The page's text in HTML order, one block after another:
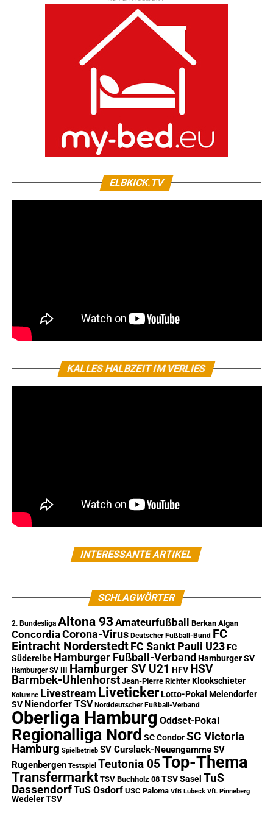
ELBKICK.TV
KALLES HALBZEIT IM VERLIES
INTERESSANTE ARTIKEL
SCHLAGWÖRTER
2. Bundesliga Altona 93 Amateurfußball Berkan Algan
ConcordiaCorona-Virus Deutscher Fußball-Bund FC
Eintracht Norderstedt FC Sankt Pauli U23 FC
Süderelbe Hamburger Fußball-Verband Hamburger SV
Hamburger SV III Hamburger SV U21 HFV HSV
Barmbek-Uhlenhorst Jean-Pierre Richter Klookschieter
Kolumne Livestream Liveticker Lotto-Pokal Meiendorfer
SV Niendorfer TSV Norddeutscher Fußball-Verband
Oberliga Hamburg Oddset-Pokal
Regionalliga Nord SC Condor SC Victoria
Hamburg Spielbetrieb SV Curslack-NeuengammeSV
Rugenbergen Testspiel Teutonia 05Top-Thema
Transfermarkt TSV Buchholz 08 TSV Sasel TuS
DassendorfTuS Osdorf USC Paloma VfB Lübeck VfL Pinneberg
Wedeler TSV